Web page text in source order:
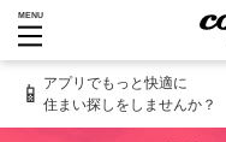
MENU
📱 アプリでもっと快適に
住まい探しをしませんか？